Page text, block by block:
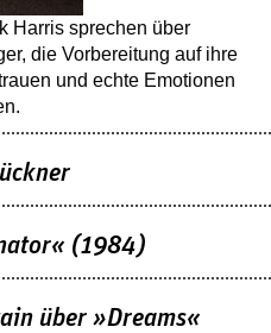
Harris sprechen über
die Vorbereitung auf ihre
und echte Emotionen
(1984)
über »Dreams«